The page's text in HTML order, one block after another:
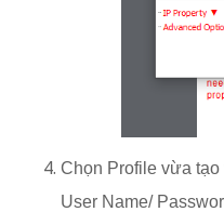
Chọn Profile vừa tạo
User Name/